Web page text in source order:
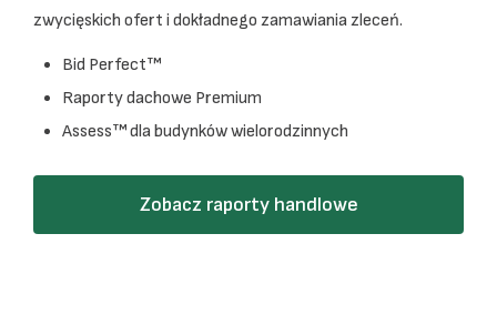
zwycięskich ofert i dokładnego zamawiania zleceń.
Bid Perfect™
Raporty dachowe Premium
Assess™ dla budynków wielorodzinnych
Zobacz raporty handlowe